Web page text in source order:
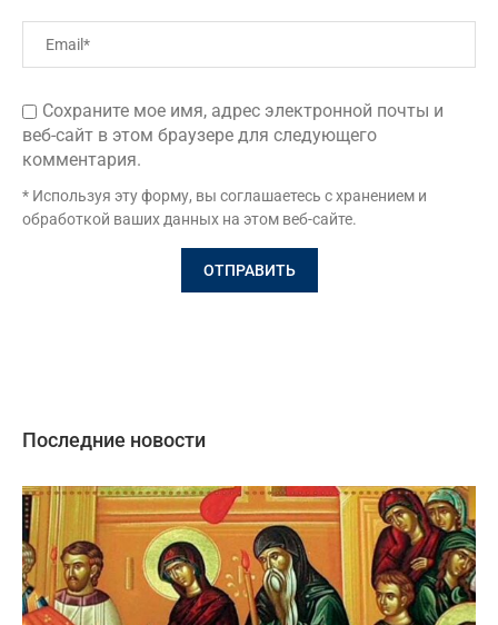
Сохраните мое имя, адрес электронной почты и
веб-сайт в этом браузере для следующего
комментария.
* Используя эту форму, вы соглашаетесь с хранением и
обработкой ваших данных на этом веб-сайте.
Последние новости